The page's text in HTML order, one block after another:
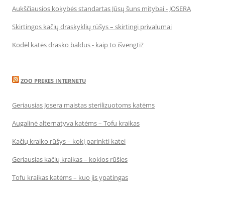
Aukščiausios kokybės standartas Jūsų šuns mitybai - JOSERA
Skirtingos kačių draskyklių rūšys – skirtingi privalumai
Kodėl katės drasko baldus - kaip to išvengti?
ZOO PREKES INTERNETU
Geriausias Josera maistas sterilizuotoms katėms
Augalinė alternatyva katėms – Tofu kraikas
Kačių kraiko rūšys – kokį parinkti katei
Geriausias kačių kraikas – kokios rūšies
Tofu kraikas katėms – kuo jis ypatingas